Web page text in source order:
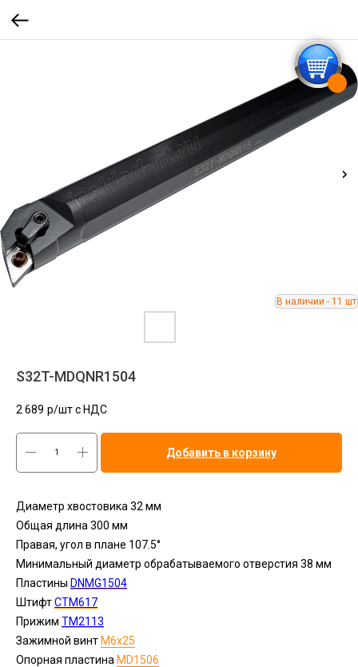
S32T-MDQNR1504
2 689 р/шт c НДС
Добавить в корзину
Диаметр хвостовика 32 мм
Общая длина 300 мм
Правая, угол в плане 107.5°
Минимальный диаметр обрабатываемого отверстия 38 мм
Пластины DNMG1504
ШтифтCTM617
Прижим TM2113
Зажимной винт M6x25
Опорная пластина MD1506